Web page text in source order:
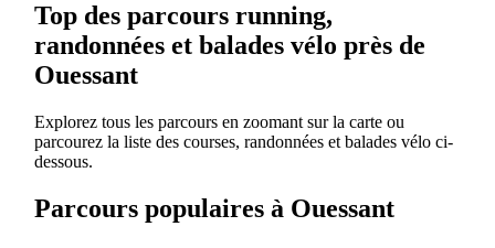
Top des parcours running,
randonnées et balades vélo près de
Ouessant
Explorez tous les parcours en zoomant sur la carte ou
parcourez la liste des courses, randonnées et balades vélo ci-
dessous.
Parcours populaires à Ouessant